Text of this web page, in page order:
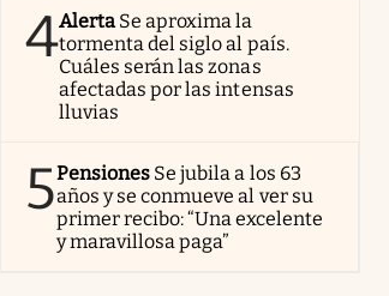
4Alerta Se aproxima la
tormenta del siglo al país.
Cuáles serán las zonas
afectadas por las intensas
lluvias
5Pensiones Se jubila a los 63
años y se conmueve al ver su
primer recibo: “Una excelente
y maravillosa paga”